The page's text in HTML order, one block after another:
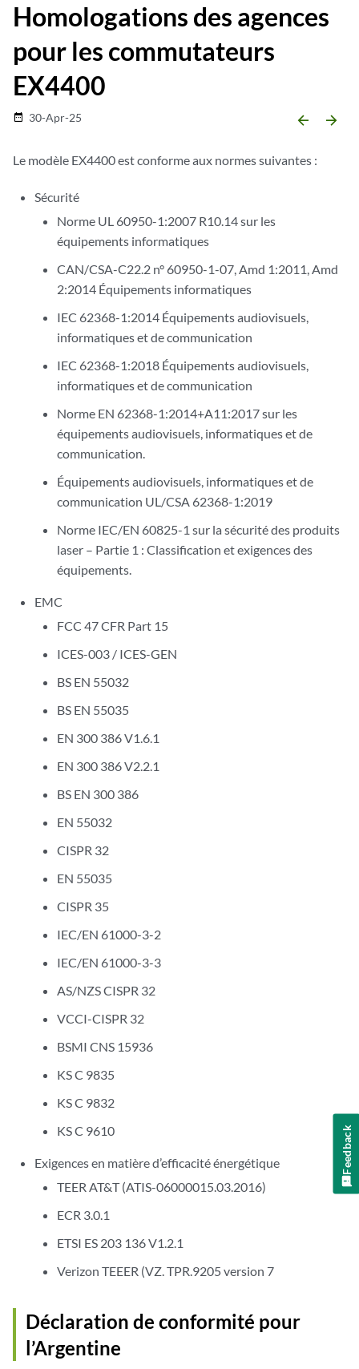
Homologations des agences
pour les commutateurs
EX4400
date_range 30-Apr-25 arrow_backward arrow_forward
Le modèle EX4400 est conforme aux normes suivantes :
Sécurité
Norme UL 60950-1:2007 R10.14 sur les
équipements informatiques
CAN/CSA-C22.2 n° 60950-1-07, Amd 1:2011, Amd
2:2014 Équipements informatiques
IEC 62368-1:2014 Équipements audiovisuels,
informatiques et de communication
IEC 62368-1:2018 Équipements audiovisuels,
informatiques et de communication
Norme EN 62368-1:2014+A11:2017 sur les
équipements audiovisuels, informatiques et de
communication.
Équipements audiovisuels, informatiques et de
communication UL/CSA 62368-1:2019
Norme IEC/EN 60825-1 sur la sécurité des produits
laser – Partie 1 : Classification et exigences des
équipements.
EMC
FCC 47 CFR Part 15
ICES-003 / ICES-GEN
BS EN 55032
BS EN 55035
EN 300 386 V1.6.1
EN 300 386 V2.2.1
BS EN 300 386
EN 55032
CISPR 32
EN 55035
CISPR 35
IEC/EN 61000-3-2
IEC/EN 61000-3-3
AS/NZS CISPR 32
VCCI-CISPR 32
BSMI CNS 15936
KS C 9835
KS C 9832
KS C 9610
Exigences en matière d’efficacité énergétique
TEER AT&T (ATIS-06000015.03.2016)
ECR 3.0.1
ETSI ES 203 136 V1.2.1
Verizon TEEER (VZ. TPR.9205 version 7
Déclaration de conformité pour
l’Argentine
Feedback